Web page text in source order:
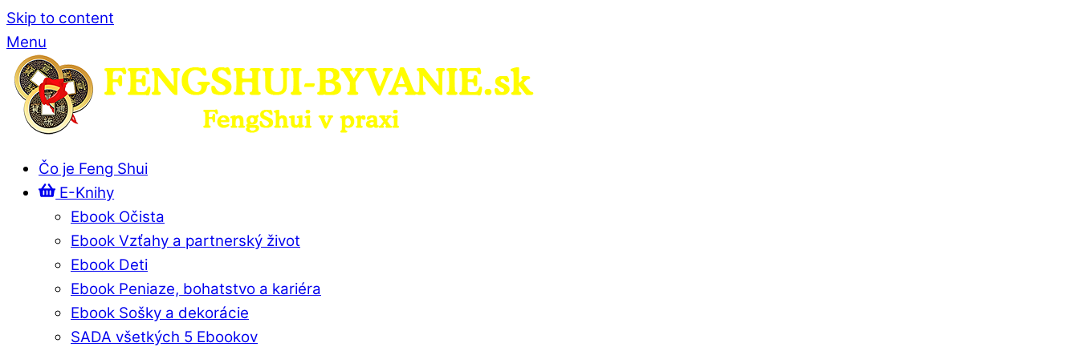
Skip to content
Menu
Čo je Feng Shui
E-Knihy
Ebook Očista
Ebook Vzťahy a partnerský život
Ebook Deti
Ebook Peniaze, bohatstvo a kariéra
Ebook Sošky a dekorácie
SADA všetkých 5 Ebookov